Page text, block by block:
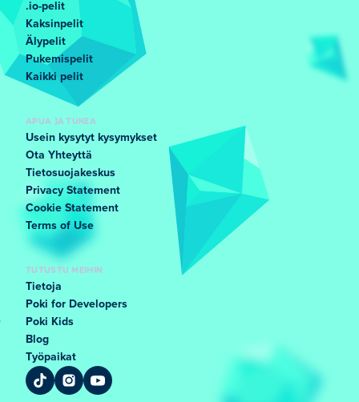
.io-pelit
Kaksinpelit
Älypelit
Pukemispelit
Kaikki pelit
APUA JA TUKEA
Usein kysytyt kysymykset
Ota Yhteyttä
Tietosuojakeskus
Privacy Statement
Cookie Statement
Terms of Use
TUTUSTU MEIHIN
Tietoja
Poki for Developers
Poki Kids
Blog
Työpaikat